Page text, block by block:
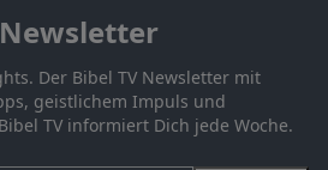
Der Bibel TV Newsletter mit
geistlichem Impuls und
TV informiert Dich jede Woche.